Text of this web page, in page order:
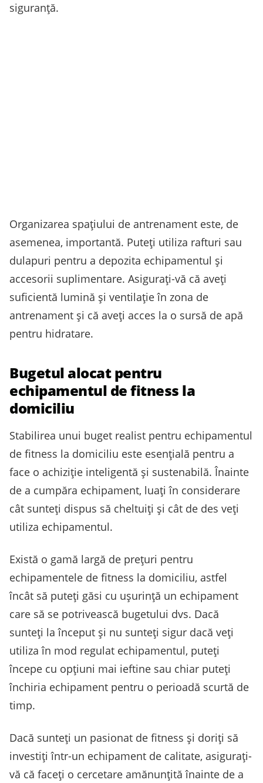
siguranță.
Organizarea spațiului de antrenament este, de
asemenea, importantă. Puteți utiliza rafturi sau
dulapuri pentru a depozita echipamentul și
accesorii suplimentare. Asigurați-vă că aveți
suficientă lumină și ventilație în zona de
antrenament și că aveți acces la o sursă de apă
pentru hidratare.
Bugetul alocat pentru
echipamentul de fitness la
domiciliu
Stabilirea unui buget realist pentru echipamentul
de fitness la domiciliu este esențială pentru a
face o achiziție inteligentă și sustenabilă. Înainte
de a cumpăra echipament, luați în considerare
cât sunteți dispus să cheltuiți și cât de des veți
utiliza echipamentul.
Există o gamă largă de prețuri pentru
echipamentele de fitness la domiciliu, astfel
încât să puteți găsi cu ușurință un echipament
care să se potrivească bugetului dvs. Dacă
sunteți la început și nu sunteți sigur dacă veți
utiliza în mod regulat echipamentul, puteți
începe cu opțiuni mai ieftine sau chiar puteți
închiria echipament pentru o perioadă scurtă de
timp.
Dacă sunteți un pasionat de fitness și doriți să
investiți într-un echipament de calitate, asigurați-
vă că faceți o cercetare amănunțită înainte de a